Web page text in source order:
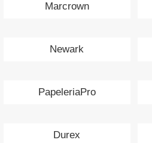
Marcrown
Newark
PapeleriaPro
Durex